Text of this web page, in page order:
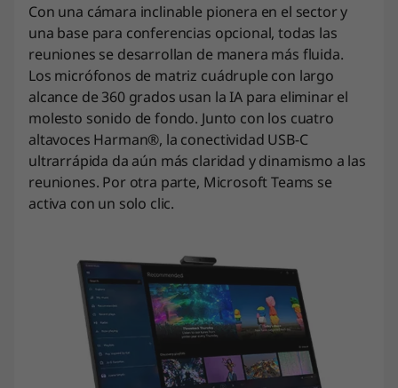
Con una cámara inclinable pionera en el sector y
una base para conferencias opcional, todas las
reuniones se desarrollan de manera más fluida.
Los micrófonos de matriz cuádruple con largo
alcance de 360 grados usan la IA para eliminar el
molesto sonido de fondo. Junto con los cuatro
altavoces Harman®, la conectividad USB-C
ultrarrápida da aún más claridad y dinamismo a las
reuniones. Por otra parte, Microsoft Teams se
activa con un solo clic.